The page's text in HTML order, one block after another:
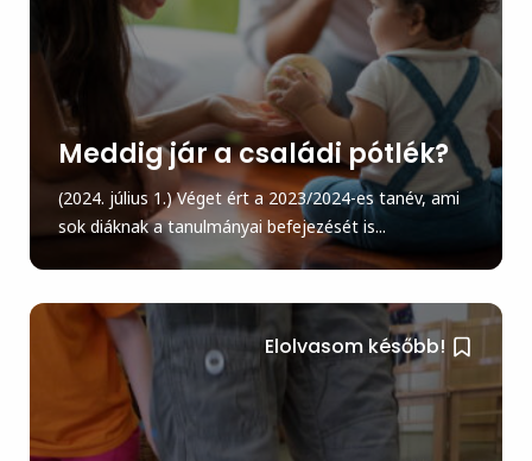
Meddig jár a családi pótlék?
(2024. július 1.) Véget ért a 2023/2024-es tanév, ami
sok diáknak a tanulmányai befejezését is...
Elolvasom később!